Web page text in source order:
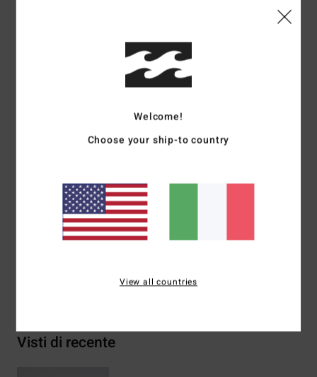
Felpa con cappuccio e cerniera Nero Ragazzo 8-16
Pile bicolore in cotone e poliestere riciclato,
Superficie interna spazzolata
Composizione[Tessuto principale] 55% cotone, 25%
cotone riciclato, 20% poliestere riciclato
Spedizioni e Resi
Visti di recente
Welcome!
Choose your ship-to country
View all countries